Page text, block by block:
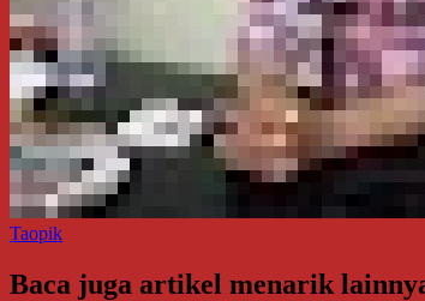
Taopik
Baca juga artikel menarik